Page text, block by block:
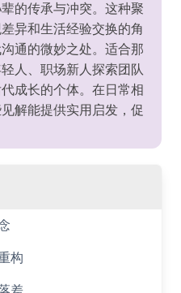
的传承与冲突。这种聚
异和生活经验交换的角
通的微妙之处。适合那
人、职场新人探索团队
成长的个体。在日常相
解能提供实用启发，促
构